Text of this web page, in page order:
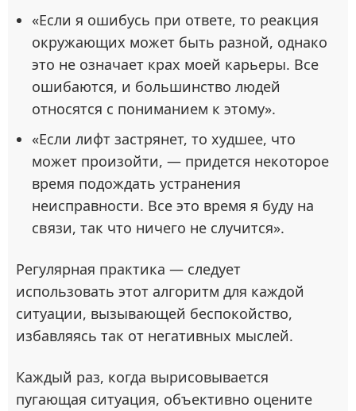
«Если я ошибусь при ответе, то реакция
окружающих может быть разной, однако
это не означает крах моей карьеры. Все
ошибаются, и большинство людей
относятся с пониманием к этому».
«Если лифт застрянет, то худшее, что
может произойти, — придется некоторое
время подождать устранения
неисправности. Все это время я буду на
связи, так что ничего не случится».
Регулярная практика — следует
использовать этот алгоритм для каждой
ситуации, вызывающей беспокойство,
избавляясь так от негативных мыслей.
Каждый раз, когда вырисовывается
пугающая ситуация, объективно оцените